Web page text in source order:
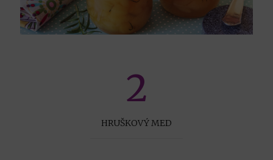
2
HRUŠKOVÝ MED